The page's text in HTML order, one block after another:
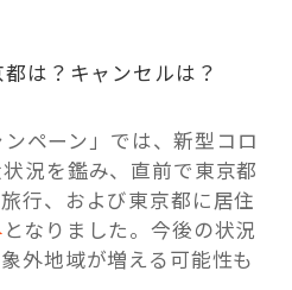
は？キャンセルは？
ンペーン」では、新型コロ
況を鑑み、直前で東京都
行、および東京都に居住
となりました。今後の状況
外地域が増える可能性も